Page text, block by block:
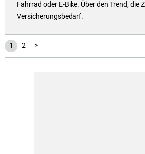
Fahrrad oder E-Bike. Über den Trend, die
Versicherungsbedarf.
1 2 >